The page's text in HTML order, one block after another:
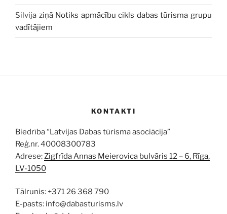
Silvija ziņā Notiks apmācību cikls dabas tūrisma grupu
vadītājiem
KONTAKTI
Biedrība “Latvijas Dabas tūrisma asociācija”
Reģ.nr. 40008300783
Adrese:Zigfrīda Annas Meierovica bulvāris 12 – 6, Rīga,
LV-1050
Tālrunis: +371 26 368 790
E-pasts: info@dabasturisms.lv